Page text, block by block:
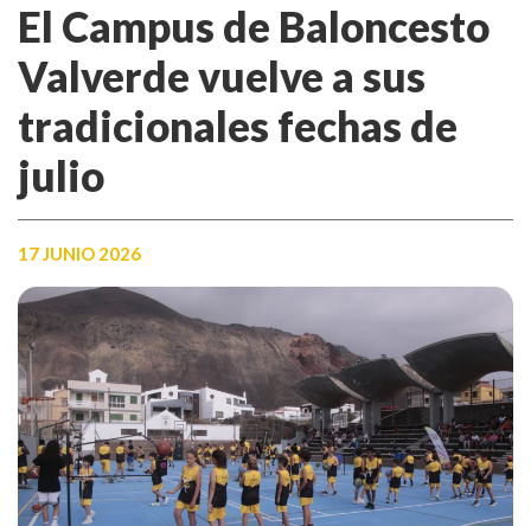
El Campus de Baloncesto
Valverde vuelve a sus
tradicionales fechas de
julio
17 JUNIO 2026